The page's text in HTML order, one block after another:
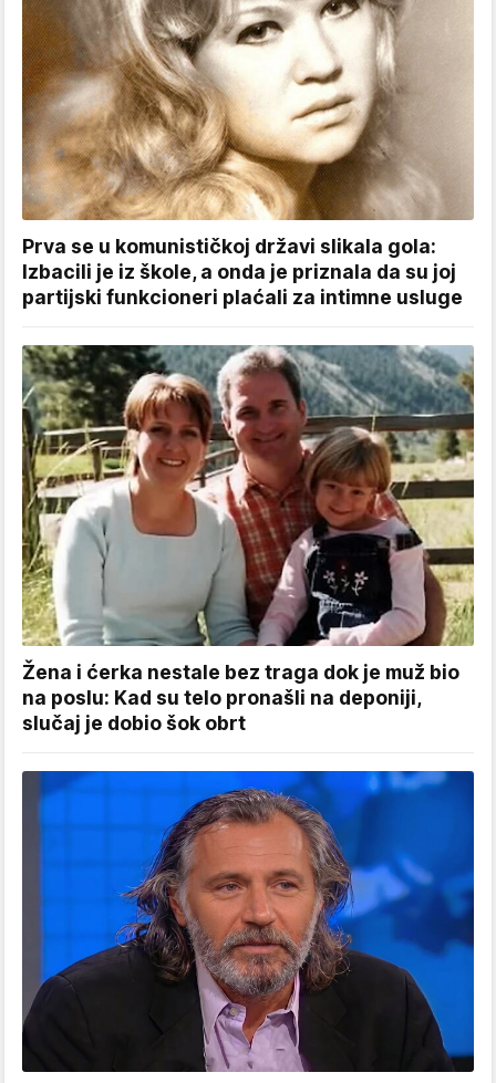
Prva se u komunističkoj državi slikala gola:
Izbacili je iz škole, a onda je priznala da su joj
partijski funkcioneri plaćali za intimne usluge
Žena i ćerka nestale bez traga dok je muž bio
na poslu: Kad su telo pronašli na deponiji,
slučaj je dobio šok obrt